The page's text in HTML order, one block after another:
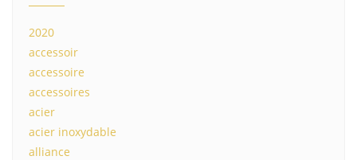
2020
accessoir
accessoire
accessoires
acier
acier inoxydable
alliance